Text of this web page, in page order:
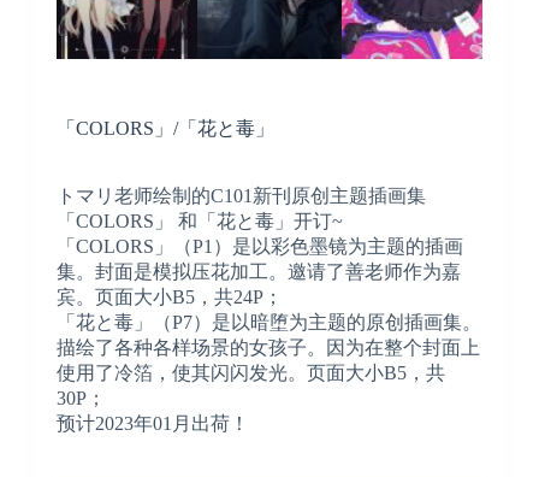
「COLORS」/「花と毒」
トマリ老师绘制的C101新刊原创主题插画集
「COLORS」 和「花と毒」开订~
「COLORS」（P1）是以彩色墨镜为主题的插画
集。封面是模拟压花加工。邀请了善老师作为嘉
宾。页面大小B5，共24P；
「花と毒」（P7）是以暗堕为主题的原创插画集。
描绘了各种各样场景的女孩子。因为在整个封面上
使用了冷箔，使其闪闪发光。页面大小B5，共
30P；
预计2023年01月出荷！